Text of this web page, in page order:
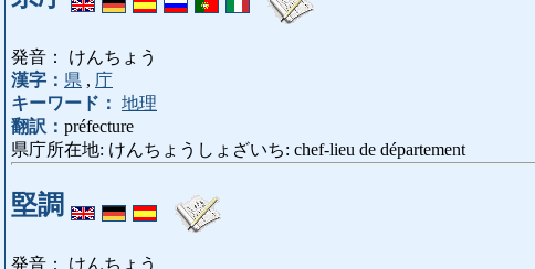
発音： けんちょう
漢字： 県 , 庁
キーワード： 地理
翻訳： préfecture
県庁所在地: けんちょうしょざいち: chef-lieu de département
堅調
発音： けんちょう